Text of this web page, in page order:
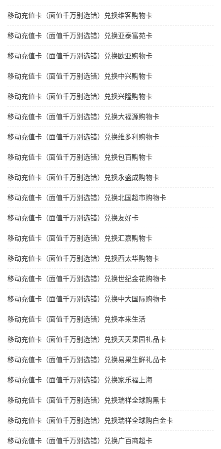
移动充值卡（面值千万别选错）兑换维客购物卡
移动充值卡（面值千万别选错）兑换亚泰富苑卡
移动充值卡（面值千万别选错）兑换欧亚购物卡
移动充值卡（面值千万别选错）兑换中兴购物卡
移动充值卡（面值千万别选错）兑换兴隆购物卡
移动充值卡（面值千万别选错）兑换大福源购物卡
移动充值卡（面值千万别选错）兑换维多利购物卡
移动充值卡（面值千万别选错）兑换包百购物卡
移动充值卡（面值千万别选错）兑换永盛成购物卡
移动充值卡（面值千万别选错）兑换北国超市购物卡
移动充值卡（面值千万别选错）兑换友好卡
移动充值卡（面值千万别选错）兑换汇嘉购物卡
移动充值卡（面值千万别选错）兑换西太华购物卡
移动充值卡（面值千万别选错）兑换世纪金花购物卡
移动充值卡（面值千万别选错）兑换中大国际购物卡
移动充值卡（面值千万别选错）兑换本来生活
移动充值卡（面值千万别选错）兑换天天果园礼品卡
移动充值卡（面值千万别选错）兑换易果生鲜礼品卡
移动充值卡（面值千万别选错）兑换家乐福上海
移动充值卡（面值千万别选错）兑换瑞祥全球购黑卡
移动充值卡（面值千万别选错）兑换瑞祥全球购白金卡
移动充值卡（面值千万别选错）兑换广百商超卡